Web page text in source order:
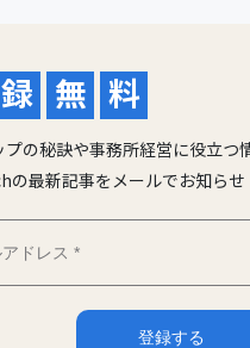
録 無 料
プの秘訣や事務所経営に役立つ
の最新記事をメールでお知らせ